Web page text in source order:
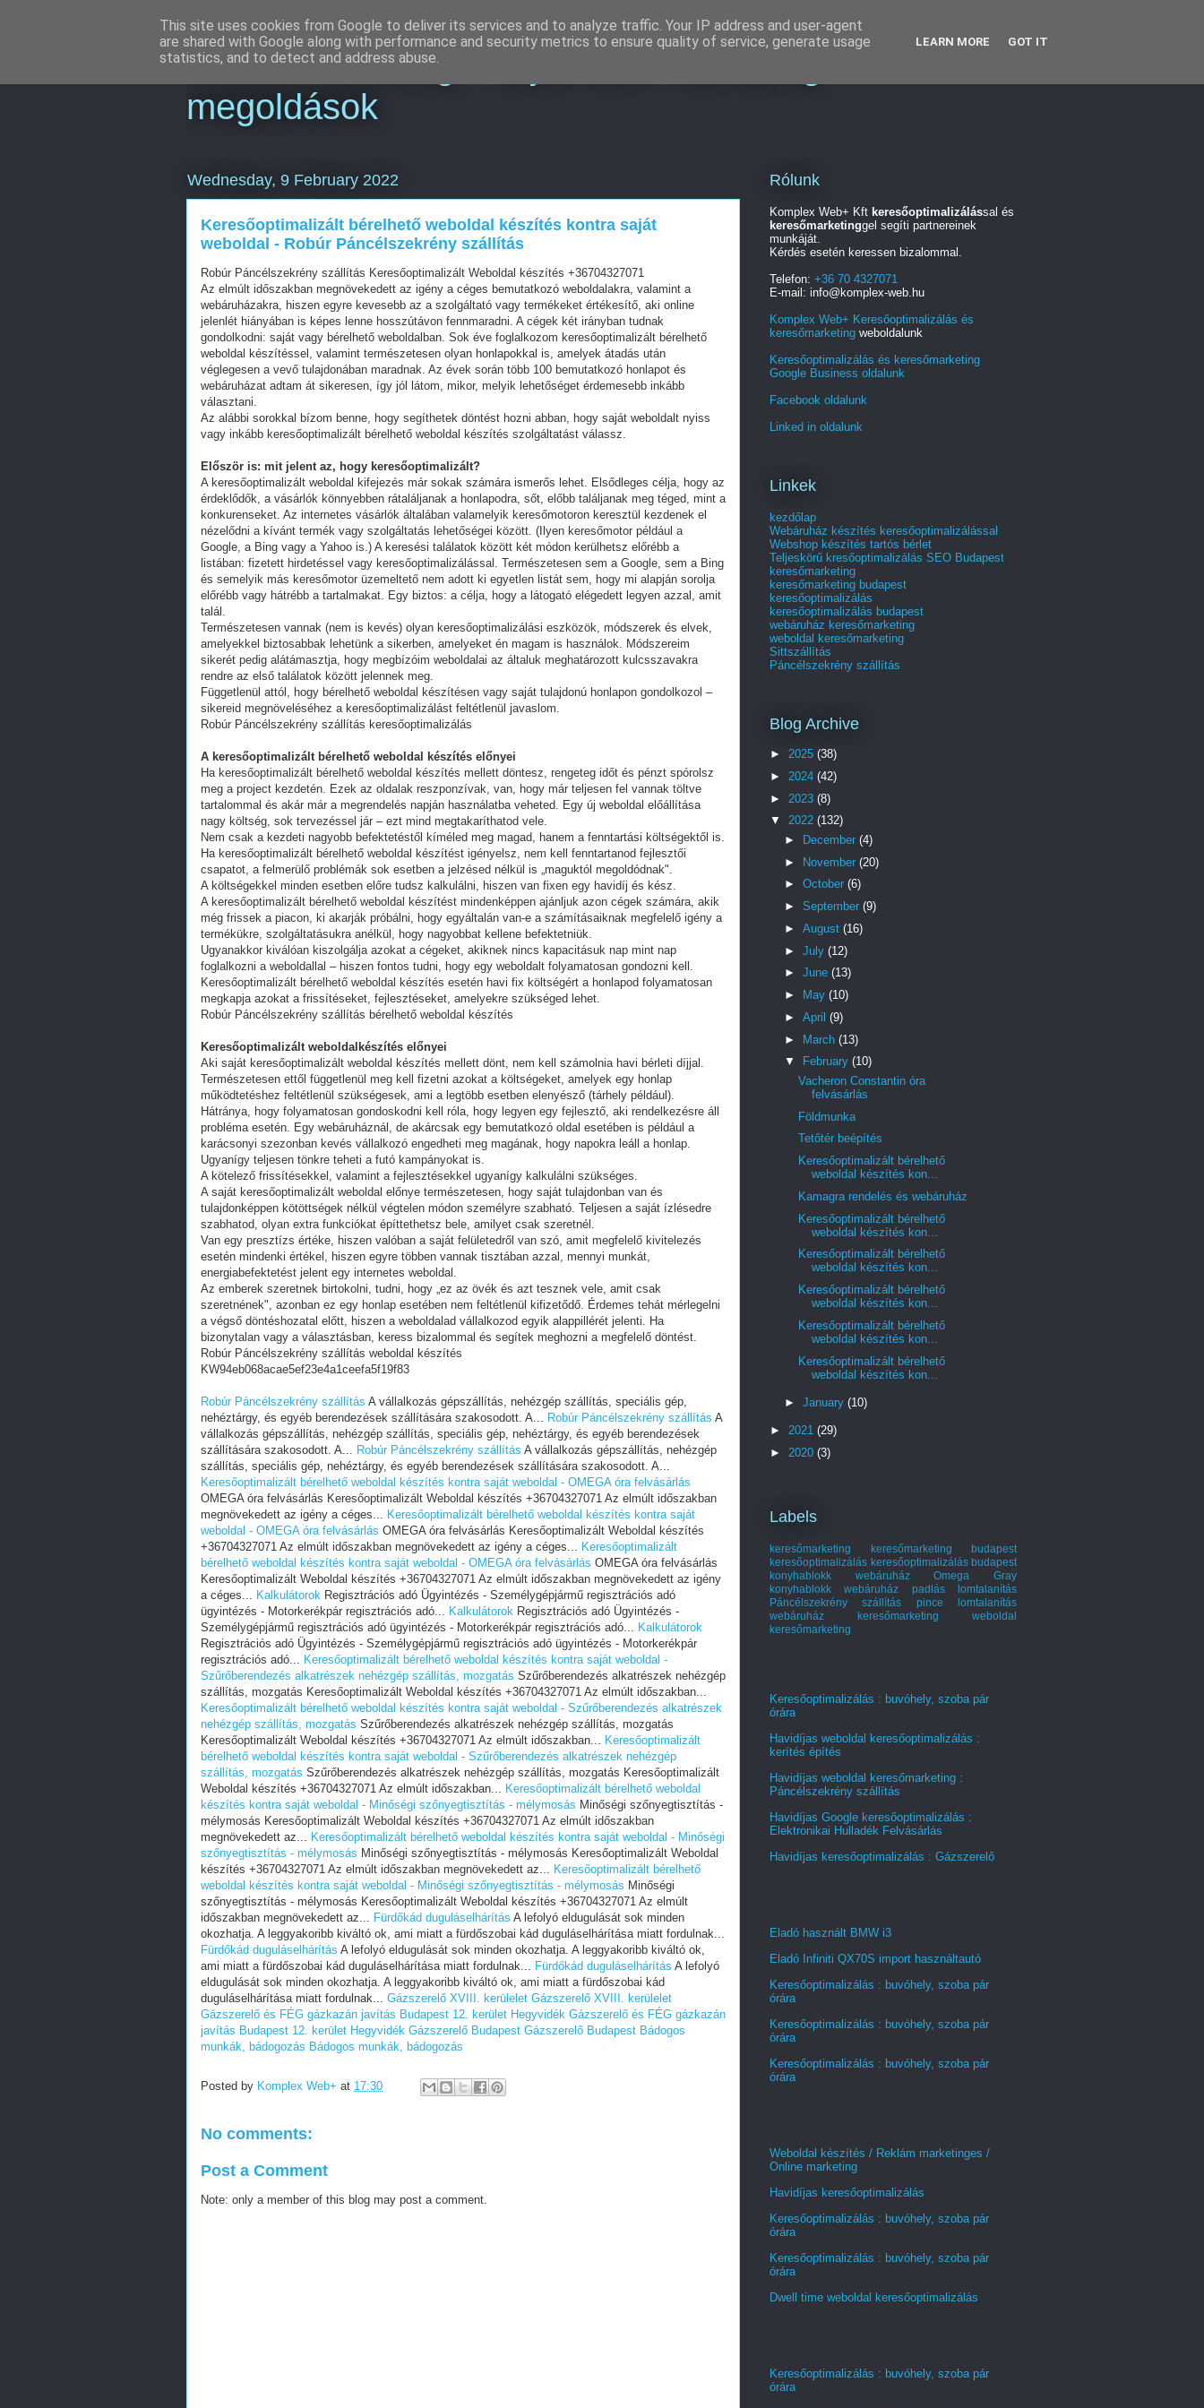
Online marketing - Teljes körű marketing
megoldások
Wednesday, 9 February 2022
Keresőoptimalizált bérelhető weboldal készítés kontra saját
weboldal - Robúr Páncélszekrény szállítás
Robúr Páncélszekrény szállítás Keresőoptimalizált Weboldal készítés +36704327071
Az elmúlt időszakban megnövekedett az igény a céges bemutatkozó weboldalakra, valamint a
webáruházakra, hiszen egyre kevesebb az a szolgáltató vagy termékeket értékesítő, aki online
jelenlét hiányában is képes lenne hosszútávon fennmaradni. A cégek két irányban tudnak
gondolkodni: saját vagy bérelhető weboldalban. Sok éve foglalkozom keresőoptimalizált bérelhető
weboldal készítéssel, valamint természetesen olyan honlapokkal is, amelyek átadás után
véglegesen a vevő tulajdonában maradnak. Az évek során több 100 bemutatkozó honlapot és
webáruházat adtam át sikeresen, így jól látom, mikor, melyik lehetőséget érdemesebb inkább
választani.
Az alábbi sorokkal bízom benne, hogy segíthetek döntést hozni abban, hogy saját weboldalt nyiss
vagy inkább keresőoptimalizált bérelhető weboldal készítés szolgáltatást válassz.
Először is: mit jelent az, hogy keresőoptimalizált?
A keresőoptimalizált weboldal kifejezés már sokak számára ismerős lehet. Elsődleges célja, hogy az
érdeklődők, a vásárlók könnyebben rátaláljanak a honlapodra, sőt, előbb találjanak meg téged, mint a
konkurenseket. Az internetes vásárlók általában valamelyik keresőmotoron keresztül kezdenek el
nézelődni a kívánt termék vagy szolgáltatás lehetőségei között. (Ilyen keresőmotor például a
Google, a Bing vagy a Yahoo is.) A keresési találatok között két módon kerülhetsz előrébb a
listában: fizetett hirdetéssel vagy keresőoptimalizálással. Természetesen sem a Google, sem a Bing
és semelyik más keresőmotor üzemeltető nem adott ki egyetlen listát sem, hogy mi alapján sorolja
előrébb vagy hátrébb a tartalmakat. Egy biztos: a célja, hogy a látogató elégedett legyen azzal, amit
talál.
Természetesen vannak (nem is kevés) olyan keresőoptimalizálási eszközök, módszerek és elvek,
amelyekkel biztosabbak lehetünk a sikerben, amelyeket én magam is használok. Módszereim
sikerét pedig alátámasztja, hogy megbízóim weboldalai az általuk meghatározott kulcsszavakra
rendre az első találatok között jelennek meg.
Függetlenül attól, hogy bérelhető weboldal készítésen vagy saját tulajdonú honlapon gondolkozol –
sikereid megnöveléséhez a keresőoptimalizálást feltétlenül javaslom.
Robúr Páncélszekrény szállítás keresőoptimalizálás
A keresőoptimalizált bérelhető weboldal készítés előnyei
Ha keresőoptimalizált bérelhető weboldal készítés mellett döntesz, rengeteg időt és pénzt spórolsz
meg a project kezdetén. Ezek az oldalak reszponzívak, van, hogy már teljesen fel vannak töltve
tartalommal és akár már a megrendelés napján használatba veheted. Egy új weboldal előállítása
nagy költség, sok tervezéssel jár – ezt mind megtakaríthatod vele.
Nem csak a kezdeti nagyobb befektetéstől kíméled meg magad, hanem a fenntartási költségektől is.
Ha keresőoptimalizált bérelhető weboldal készítést igényelsz, nem kell fenntartanod fejlesztői
csapatot, a felmerülő problémák sok esetben a jelzésed nélkül is „maguktól megoldódnak".
A költségekkel minden esetben előre tudsz kalkulálni, hiszen van fixen egy havidíj és kész.
A keresőoptimalizált bérelhető weboldal készítést mindenképpen ajánljuk azon cégek számára, akik
még frissek a piacon, ki akarják próbálni, hogy egyáltalán van-e a számításaiknak megfelelő igény a
termékükre, szolgáltatásukra anélkül, hogy nagyobbat kellene befektetniük.
Ugyanakkor kiválóan kiszolgálja azokat a cégeket, akiknek nincs kapacitásuk nap mint nap
foglalkozni a weboldallal – hiszen fontos tudni, hogy egy weboldalt folyamatosan gondozni kell.
Keresőoptimalizált bérelhető weboldal készítés esetén havi fix költségért a honlapod folyamatosan
megkapja azokat a frissítéseket, fejlesztéseket, amelyekre szükséged lehet.
Robúr Páncélszekrény szállítás bérelhető weboldal készítés
Keresőoptimalizált weboldalkészítés előnyei
Aki saját keresőoptimalizált weboldal készítés mellett dönt, nem kell számolnia havi bérleti díjjal.
Természetesen ettől függetlenül meg kell fizetni azokat a költségeket, amelyek egy honlap
működtetéshez feltétlenül szükségesek, ami a legtöbb esetben elenyésző (tárhely például).
Hátránya, hogy folyamatosan gondoskodni kell róla, hogy legyen egy fejlesztő, aki rendelkezésre áll
probléma esetén. Egy webáruháznál, de akárcsak egy bemutatkozó oldal esetében is például a
karácsonyi szezonban kevés vállalkozó engedheti meg magának, hogy napokra leáll a honlap.
Ugyanígy teljesen tönkre teheti a futó kampányokat is.
A kötelező frissítésekkel, valamint a fejlesztésekkel ugyanígy kalkulálni szükséges.
A saját keresőoptimalizált weboldal előnye természetesen, hogy saját tulajdonban van és
tulajdonképpen kötöttségek nélkül végtelen módon személyre szabható. Teljesen a saját ízlésedre
szabhatod, olyan extra funkciókat építtethetsz bele, amilyet csak szeretnél.
Van egy presztízs értéke, hiszen valóban a saját felületedről van szó, amit megfelelő kivitelezés
esetén mindenki értékel, hiszen egyre többen vannak tisztában azzal, mennyi munkát,
energiabefektetést jelent egy internetes weboldal.
Az emberek szeretnek birtokolni, tudni, hogy „ez az övék és azt tesznek vele, amit csak
szeretnének", azonban ez egy honlap esetében nem feltétlenül kifizetődő. Érdemes tehát mérlegelni
a végső döntéshozatal előtt, hiszen a weboldalad vállalkozod egyik alappillérét jelenti. Ha
bizonytalan vagy a választásban, keress bizalommal és segítek meghozni a megfelelő döntést.
Robúr Páncélszekrény szállítás weboldal készítés
KW94eb068acae5ef23e4a1ceefa5f19f83
Robúr Páncélszekrény szállítás A vállalkozás gépszállítás, nehézgép szállítás, speciális gép,
nehéztárgy, és egyéb berendezések szállítására szakosodott. A... Robúr Páncélszekrény szállítás A
vállalkozás gépszállítás, nehézgép szállítás, speciális gép, nehéztárgy, és egyéb berendezések
szállítására szakosodott. A... Robúr Páncélszekrény szállítás A vállalkozás gépszállítás, nehézgép
szállítás, speciális gép, nehéztárgy, és egyéb berendezések szállítására szakosodott. A...
Keresőoptimalizált bérelhető weboldal készítés kontra saját weboldal - OMEGA óra felvásárlás
OMEGA óra felvásárlás Keresőoptimalizált Weboldal készítés +36704327071 Az elmúlt időszakban
megnövekedett az igény a céges... Keresőoptimalizált bérelhető weboldal készítés kontra saját
weboldal - OMEGA óra felvásárlás OMEGA óra felvásárlás Keresőoptimalizált Weboldal készítés
+36704327071 Az elmúlt időszakban megnövekedett az igény a céges... Keresőoptimalizált
bérelhető weboldal készítés kontra saját weboldal - OMEGA óra felvásárlás OMEGA óra felvásárlás
Keresőoptimalizált Weboldal készítés +36704327071 Az elmúlt időszakban megnövekedett az igény
a céges... Kalkulátorok Regisztrációs adó Ügyintézés - Személygépjármű regisztrációs adó
ügyintézés - Motorkerékpár regisztrációs adó... Kalkulátorok Regisztrációs adó Ügyintézés -
Személygépjármű regisztrációs adó ügyintézés - Motorkerékpár regisztrációs adó... Kalkulátorok
Regisztrációs adó Ügyintézés - Személygépjármű regisztrációs adó ügyintézés - Motorkerékpár
regisztrációs adó... Keresőoptimalizált bérelhető weboldal készítés kontra saját weboldal -
Szűrőberendezés alkatrészek nehézgép szállítás, mozgatás Szűrőberendezés alkatrészek nehézgép
szállítás, mozgatás Keresőoptimalizált Weboldal készítés +36704327071 Az elmúlt időszakban...
Keresőoptimalizált bérelhető weboldal készítés kontra saját weboldal - Szűrőberendezés alkatrészek
nehézgép szállítás, mozgatás Szűrőberendezés alkatrészek nehézgép szállítás, mozgatás
Keresőoptimalizált Weboldal készítés +36704327071 Az elmúlt időszakban... Keresőoptimalizált
bérelhető weboldal készítés kontra saját weboldal - Szűrőberendezés alkatrészek nehézgép
szállítás, mozgatás Szűrőberendezés alkatrészek nehézgép szállítás, mozgatás Keresőoptimalizált
Weboldal készítés +36704327071 Az elmúlt időszakban... Keresőoptimalizált bérelhető weboldal
készítés kontra saját weboldal - Minőségi szőnyegtisztítás - mélymosás Minőségi szőnyegtisztítás -
mélymosás Keresőoptimalizált Weboldal készítés +36704327071 Az elmúlt időszakban
megnövekedett az... Keresőoptimalizált bérelhető weboldal készítés kontra saját weboldal - Minőségi
szőnyegtisztítás - mélymosás Minőségi szőnyegtisztítás - mélymosás Keresőoptimalizált Weboldal
készítés +36704327071 Az elmúlt időszakban megnövekedett az... Keresőoptimalizált bérelhető
weboldal készítés kontra saját weboldal - Minőségi szőnyegtisztítás - mélymosás Minőségi
szőnyegtisztítás - mélymosás Keresőoptimalizált Weboldal készítés +36704327071 Az elmúlt
időszakban megnövekedett az... Fürdőkád duguláselhárítás A lefolyó eldugulását sok minden
okozhatja. A leggyakoribb kiváltó ok, ami miatt a fürdőszobai kád duguláselhárítása miatt fordulnak...
Fürdőkád duguláselhárítás A lefolyó eldugulását sok minden okozhatja. A leggyakoribb kiváltó ok,
ami miatt a fürdőszobai kád duguláselhárítása miatt fordulnak... Fürdőkád duguláselhárítás A lefolyó
eldugulását sok minden okozhatja. A leggyakoribb kiváltó ok, ami miatt a fürdőszobai kád
duguláselhárítása miatt fordulnak... Gázszerelő XVIII. kerülelet Gázszerelő XVIII. kerülelet
Gázszerelő és FÉG gázkazán javítás Budapest 12. kerület Hegyvidék Gázszerelő és FÉG gázkazán
javítás Budapest 12. kerület Hegyvidék Gázszerelő Budapest Gázszerelő Budapest Bádogos
munkák, bádogozás Bádogos munkák, bádogozás
Posted by Komplex Web+ at 17:30
No comments:
Post a Comment
Note: only a member of this blog may post a comment.
Rólunk
Komplex Web+ Kft keresőoptimalizálással és
keresőmarketinggel segíti partnereinek
munkáját.
Kérdés esetén keressen bizalommal.
Telefon: +36 70 4327071
E-mail: info@komplex-web.hu
Komplex Web+ Keresőoptimalizálás és
keresőmarketing weboldalunk
Keresőoptimalizálás és keresőmarketing
Google Business oldalunk
Facebook oldalunk
Linked in oldalunk
Linkek
kezdőlap
Webáruház készítés keresőoptimalizálással
Webshop készítés tartós bérlet
Teljeskörű kresőoptimalizálás SEO Budapest
keresőmarketing
keresőmarketing budapest
keresőoptimalizálás
keresőoptimalizálás budapest
webáruház keresőmarketing
weboldal keresőmarketing
Sittszállítás
Páncélszekrény szállítás
Blog Archive
► 2025 (38)
► 2024 (42)
► 2023 (8)
▼ 2022 (132)
►
December (4)
► November (20)
► October (6)
► September (9)
► August (16)
► July (12)
► June (13)
►
May (10)
► April (9)
► March (13)
▼
February (10)
Vacheron Constantin óra
felvásárlás
Földmunka
Tetőtér beépítés
Keresőoptimalizált bérelhető
weboldal készítés kon...
Kamagra rendelés és webáruház
Keresőoptimalizált bérelhető
weboldal készítés kon...
Keresőoptimalizált bérelhető
weboldal készítés kon...
Keresőoptimalizált bérelhető
weboldal készítés kon...
Keresőoptimalizált bérelhető
weboldal készítés kon...
Keresőoptimalizált bérelhető
weboldal készítés kon...
► January (10)
► 2021 (29)
► 2020 (3)
Labels
keresőmarketing
keresőmarketing budapest
keresőoptimalizálás keresőoptimalizálás budapest
konyhablokk webáruház
Omega Gray
konyhablokk webáruház
padlás lomtalanítás
Páncélszekrény szállítás
pince lomtalanítás
webáruház keresőmarketing
weboldal
keresőmarketing
Keresőoptimalizálás : buvóhely, szoba pár
órára
Havidíjas weboldal keresőoptimalizálás :
kerítés építés
Havidíjas weboldal keresőmarketing :
Páncélszekrény szállítás
Havidíjas Google keresőoptimalizálás :
Elektronikai Hulladék Felvásárlás
Havidíjas keresőoptimalizálás : Gázszerelő
Eladó használt BMW i3
Eladó Infiniti QX70S import használtautó
Keresőoptimalizálás : buvóhely, szoba pár
órára
Keresőoptimalizálás : buvóhely, szoba pár
órára
Keresőoptimalizálás : buvóhely, szoba pár
órára
Weboldal készítés / Reklám marketinges /
Online marketing
Havidíjas keresőoptimalizálás
Keresőoptimalizálás : buvóhely, szoba pár
órára
Keresőoptimalizálás : buvóhely, szoba pár
órára
Dwell time weboldal keresőoptimalizálás
Keresőoptimalizálás : buvóhely, szoba pár
órára
This site uses cookies from Google to deliver its services and to analyze traffic. Your IP address and user-agent
are shared with Google along with performance and security metrics to ensure quality of service, generate usage
statistics, and to detect and address abuse.
LEARN MORE GOT IT